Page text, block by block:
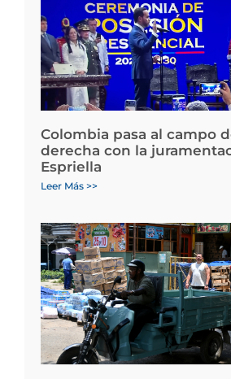
Colombia pasa al campo
derecha con la
Espriella
Leer Más >>